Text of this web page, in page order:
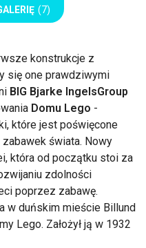
(7)
konstrukcje z
się one prawdziwymi
BIG Bjarke IngelsGroup
Domu Lego -
które jest poświęcone
świata. Nowy
która od początku stoi za
zdolności
poprzez zabawę.
w duńskim mieście Billund
Lego. Założył ją w 1932